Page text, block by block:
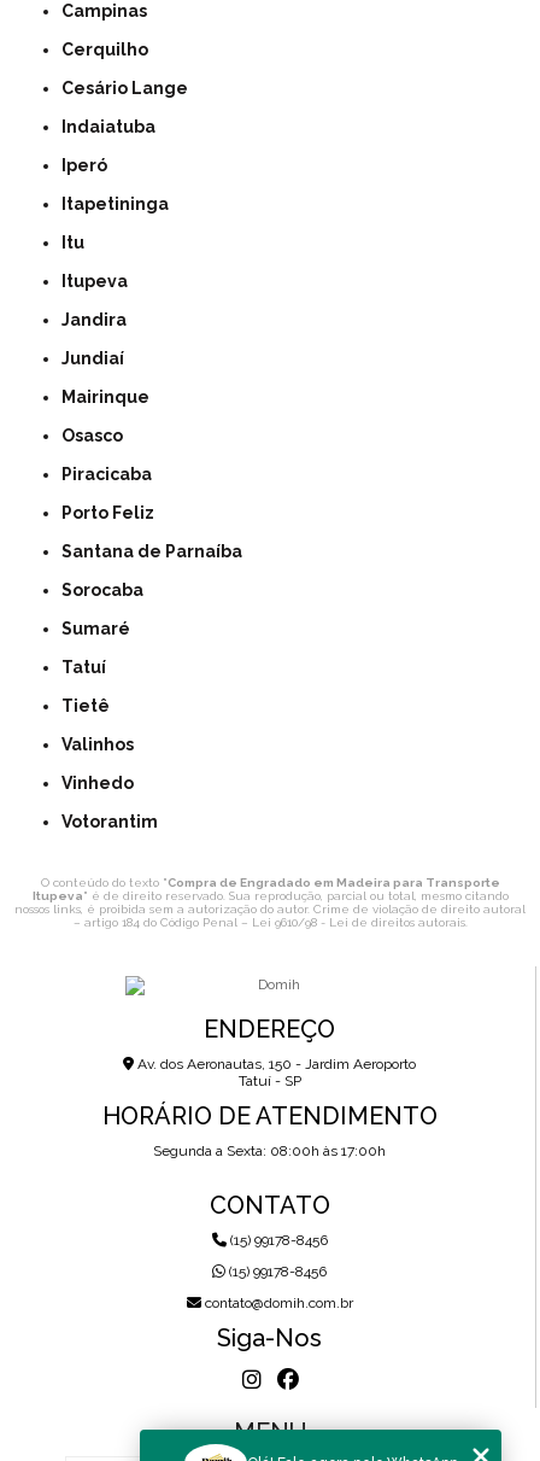
Campinas
Cerquilho
Cesário Lange
Indaiatuba
Iperó
Itapetininga
Itu
Itupeva
Jandira
Jundiaí
Mairinque
Osasco
Piracicaba
Porto Feliz
Santana de Parnaíba
Sorocaba
Sumaré
Tatuí
Tietê
Valinhos
Vinhedo
Votorantim
O conteúdo do texto "Compra de Engradado em Madeira para Transporte
Itupeva" é de direito reservado. Sua reprodução, parcial ou total, mesmo citando
nossos links, é proibida sem a autorização do autor. Crime de violação de direito autoral
– artigo 184 do Código Penal – Lei 9610/98 - Lei de direitos autorais.
ENDEREÇO
Av. dos Aeronautas, 150 - Jardim Aeroporto
Tatuí - SP
HORÁRIO DE ATENDIMENTO
Segunda a Sexta: 08:00h às 17:00h
CONTATO
(15) 99178-8456
(15) 99178-8456
contato@domih.com.br
Siga-Nos
MENU